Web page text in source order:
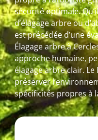
sécurité optimale.
d’élagage arbre ou
est précédée d’une
Élagage arbre à
approche humaine,
élagage arbre clair. Le
préserver
spécificités propres à